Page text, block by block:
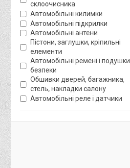
склоочисника
Автомобільні килимки
Автомобільні підкрилки
Автомобільні антени
Пістони, заглушки, кріпильні
елементи
Автомобільні ремені і подушки
безпеки
Обшивки дверей, багажника,
стель, накладки салону
Автомобільні реле і датчики